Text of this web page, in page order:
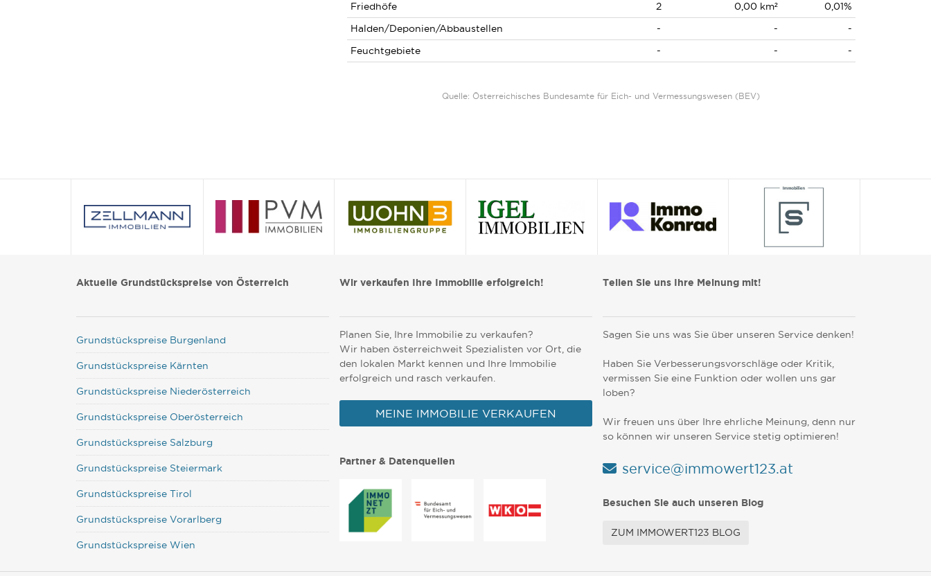
Friedhöfe
2 0,00 km²
0,01%
Halden/Deponien/Abbaustellen
- -
-
Feuchtgebiete
- - -
Quelle: Österreichisches Bundesamte für Eich- und Vermessungswesen (BEV)
Aktuelle Grundstückspreise von Österreich
Grundstückspreise Burgenland
Grundstückspreise Kärnten
Grundstückspreise Niederösterreich
Grundstückspreise Oberösterreich
Grundstückspreise Salzburg
Grundstückspreise Steiermark
Grundstückspreise Tirol
Grundstückspreise Vorarlberg
Grundstückspreise Wien
Wir verkaufen Ihre Immobilie erfolgreich!
Planen Sie, Ihre Immobilie zu verkaufen?
Wir haben österreichweit Spezialisten vor Ort, die
den lokalen Markt kennen und Ihre Immobilie
erfolgreich und rasch verkaufen.
MEINE IMMOBILIE VERKAUFEN
Partner & Datenquellen
Teilen Sie uns Ihre Meinung mit!
Sagen Sie uns was Sie über unseren Service denken!
Haben Sie Verbesserungsvorschläge oder Kritik,
vermissen Sie eine Funktion oder wollen uns gar
loben?
Wir freuen uns über Ihre ehrliche Meinung, denn nur
so können wir unseren Service stetig optimieren!
service@immowert123.at
Besuchen Sie auch unseren Blog
ZUM IMMOWERT123 BLOG